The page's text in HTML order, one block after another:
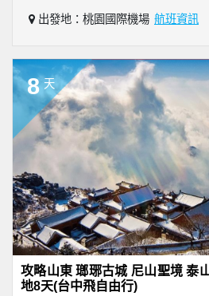
出發地：桃園國際機場 航班資訊
8 天
攻略山東 瑯琊古城 尼山聖境 泰
地8天(台中飛自由行)